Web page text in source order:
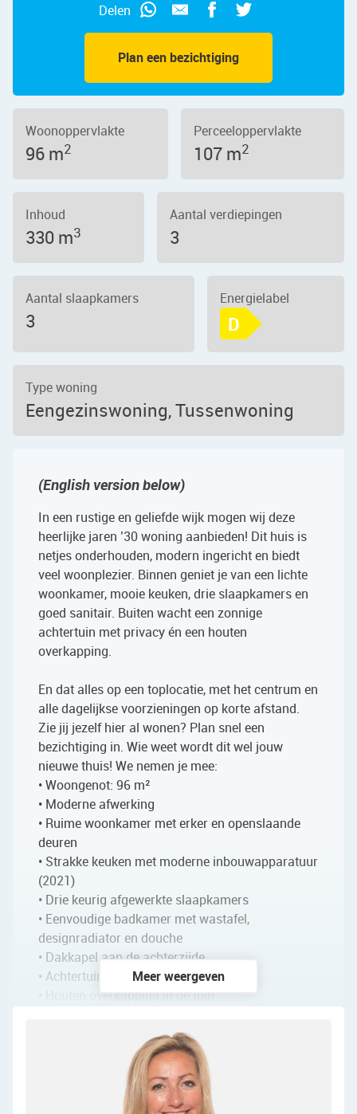
Plan een bezichtiging
Delen
Woonoppervlakte
96 m2
Perceeloppervlakte
107 m2
Inhoud
330 m3
Aantal verdiepingen
3
Aantal slaapkamers
3
Energielabel
D
Type woning
Eengezinswoning, Tussenwoning
(English version below)
In een rustige en geliefde wijk mogen wij deze
heerlijke jaren ’30 woning aanbieden! Dit huis is
netjes onderhouden, modern ingericht en biedt
veel woonplezier. Binnen geniet je van een lichte
woonkamer, mooie keuken, drie slaapkamers en
goed sanitair. Buiten wacht een zonnige
achtertuin met privacy én een houten
overkapping.
En dat alles op een toplocatie, met het centrum en
alle dagelijkse voorzieningen op korte afstand.
Zie jij jezelf hier al wonen? Plan snel een
bezichtiging in. Wie weet wordt dit wel jouw
nieuwe thuis! We nemen je mee:
• Woongenot: 96 m²
• Moderne afwerking
• Ruime woonkamer met erker en openslaande
deuren
• Strakke keuken met moderne inbouwapparatuur
(2021)
• Drie keurig afgewerkte slaapkamers
• Eenvoudige badkamer met wastafel,
designradiator en douche
• Dakkapel aan de achterzijde
• Achtertuin met veel privacy
• Houten overkapping in de tuin
Indeling van de woning:
Via de ruime, betegelde voortuin bereik je de
voordeur van deze fijne tussenwoning. Achter de
Meer weergeven